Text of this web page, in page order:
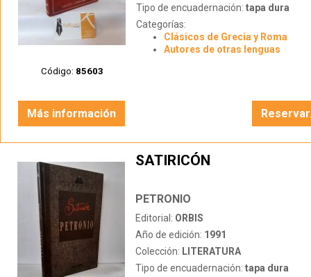
Código: 85603
Tipo de encuadernación: tapa dura
Categorías:
Clásicos de Grecia y Roma
Autores de otras lenguas
Más información
SATIRICÓN
PETRONIO
Editorial: ORBIS
Año de edición: 1991
Colección: LITERATURA
Tipo de encuadernación: tapa dura